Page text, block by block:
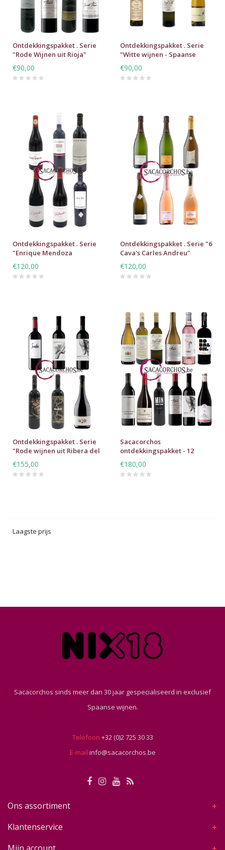
Ontdekkingspakket . Serie
"Rode Wijnen uit Rioja"
€90,00
Ontdekkingspakket . Serie
"Witte wijnen - Spaanse
druivenrassen"
€90,00
Ontdekkingspakket . Serie
"Enrique Mendoza
(Alicante)"
€120,00
Ontdekkingspakket . Serie "6
Cava's Carles Andreu"
€120,00
Ontdekkingspakket . Serie
"Rode wijnen uit Ribera del
Duero"
€155,00
Sacacorchos
ontdekkingspakket - 12
flessen
€180,00
Laagste prijs
Sacacorchos sinds meer dan 30 jaar gespecialiseerd in exclusief
Spaanse wijnen.
Telefoon +32 (0)2 725 30 33
E-mail info@sacacorchos.be
Ons assortiment
Klantenservice